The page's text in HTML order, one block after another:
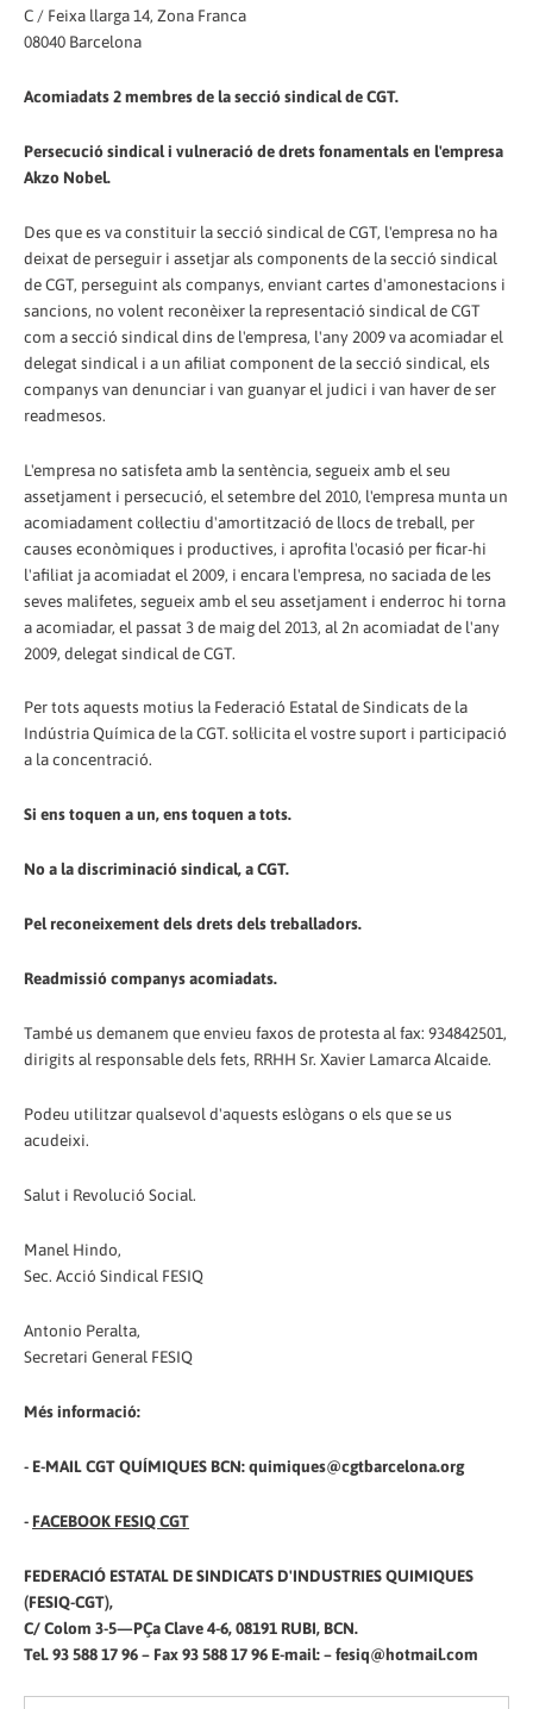
C / Feixa llarga 14, Zona Franca
08040 Barcelona
Acomiadats 2 membres de la secció sindical de CGT.
Persecució sindical i vulneració de drets fonamentals en l'empresa
Akzo Nobel.
Des que es va constituir la secció sindical de CGT, l'empresa no ha
deixat de perseguir i assetjar als components de la secció sindical
de CGT, perseguint als companys, enviant cartes d'amonestacions i
sancions, no volent reconèixer la representació sindical de CGT
com a secció sindical dins de l'empresa, l'any 2009 va acomiadar el
delegat sindical i a un afiliat component de la secció sindical, els
companys van denunciar i van guanyar el judici i van haver de ser
readmesos.
L'empresa no satisfeta amb la sentència, segueix amb el seu
assetjament i persecució, el setembre del 2010, l'empresa munta un
acomiadament col·lectiu d'amortització de llocs de treball, per
causes econòmiques i productives, i aprofita l'ocasió per ficar-hi
l'afiliat ja acomiadat el 2009, i encara l'empresa, no saciada de les
seves malifetes, segueix amb el seu assetjament i enderroc hi torna
a acomiadar, el passat 3 de maig del 2013, al 2n acomiadat de l'any
2009, delegat sindical de CGT.
Per tots aquests motius la Federació Estatal de Sindicats de la
Indústria Química de la CGT. sol·licita el vostre suport i participació
a la concentració.
Si ens toquen a un, ens toquen a tots.
No a la discriminació sindical, a CGT.
Pel reconeixement dels drets dels treballadors.
Readmissió companys acomiadats.
També us demanem que envieu faxos de protesta al fax: 934842501,
dirigits al responsable dels fets, RRHH Sr. Xavier Lamarca Alcaide.
Podeu utilitzar qualsevol d'aquests eslògans o els que se us
acudeixi.
Salut i Revolució Social.
Manel Hindo,
Sec. Acció Sindical FESIQ
Antonio Peralta,
Secretari General FESIQ
Més informació:
- E-MAIL CGT QUÍMIQUES BCN: quimiques@cgtbarcelona.org
- FACEBOOK FESIQ CGT
FEDERACIÓ ESTATAL DE SINDICATS D'INDUSTRIES QUIMIQUES
(FESIQ-CGT),
C/ Colom 3-5—PÇa Clave 4-6, 08191 RUBI, BCN.
Tel. 93 588 17 96 – Fax 93 588 17 96 E-mail: – fesiq@hotmail.com